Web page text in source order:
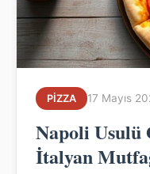
PIZZA 17 Mayıs
Napoli
İtalyan